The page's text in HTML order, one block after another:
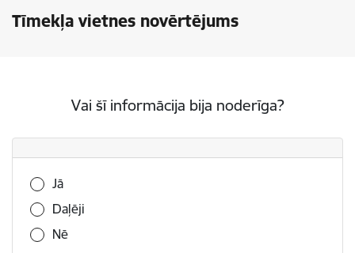
Tīmekļa vietnes novērtējums
Vai šī informācija bija noderīga?
Vai šī informācija bija noderīga?
Jā
Daļēji
Nē